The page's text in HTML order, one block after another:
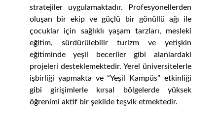
stratejiler uygulamaktadır. Profesyonellerden
oluşan bir ekip ve güçlü bir gönüllü ağı ile
çocuklar için sağlıklı yaşam tarzları, mesleki
eğitim, sürdürülebilir turizm ve yetişkin
eğitiminde yeşil beceriler gibi alanlardaki
projeleri desteklemektedir. Yerel üniversitelerle
işbirliği yapmakta ve “Yeşil Kampüs” etkinliği
gibi girişimlerle kırsal bölgelerde yüksek
öğrenimi aktif bir şekilde teşvik etmektedir.